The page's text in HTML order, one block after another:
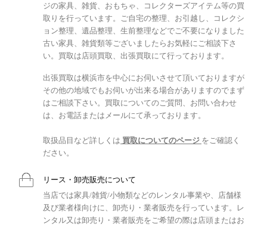
ジの家具、雑貨、おもちゃ、コレクターズアイテム等の買
取りを行っています。ご自宅の整理、お引越し、コレクシ
ョン整理、遺品整理、生前整理などでご不要になりました
古い家具、雑貨類等ございましたらお気軽にご相談下さ
い。買取は店頭買取、出張買取にて行っております。
出張買取は横浜市を中心にお伺いさせて頂いておりますが
その他の地域でもお伺いが出来る場合がありますのでまず
はご相談下さい。買取についてのご質問、お問い合わせ
は、お電話またはメールにて承っております。
取扱品目など詳しくは 買取についてのページ をご確認く
ださい。
リース・卸売販売について
当店では家具/雑貨/小物類などのレンタル事業や、店舗様
及び業者様向けに、卸売り・業者販売を行っています。レ
ンタル又は卸売り・業者販売をご希望の際は店頭またはお